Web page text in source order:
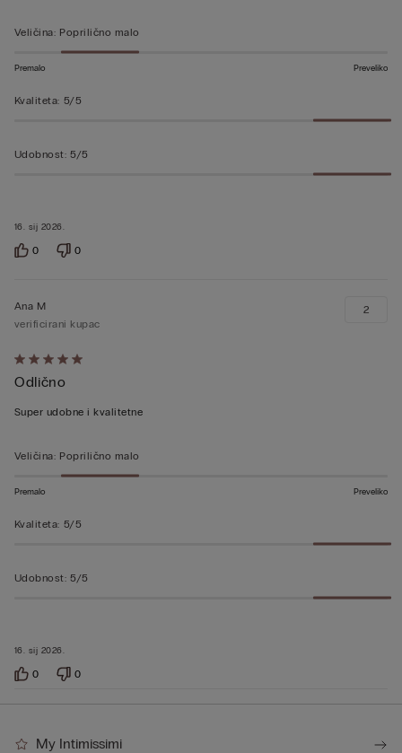
od
16. sij 2026.
Veličina: Poprilično malo
Premalo Preveliko
Kvaliteta: 5/5
Udobnost: 5/5
0 0
Dali
ste
ocjenu
od
16. sij 2026.
Ana M
verificirani kupac
Odlično
Super udobne i kvalitetne
2
Veličina: Poprilično malo
Premalo Preveliko
Kvaliteta: 5/5
Udobnost: 5/5
0 0
My Intimissimi